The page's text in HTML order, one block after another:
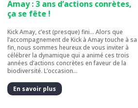
Amay : 3 ans d’actions conrètes,
ça se fête !
Kick Amay, c’est (presque) fini... Alors que
l’accompagnement de Kick à Amay touche à sa
fin, nous sommes heureux de vous inviter à
célébrer la dynamique qui a animé ces trois
années d’actions concrètes en faveur de la
biodiversité. L’occasion...
En savoir plus